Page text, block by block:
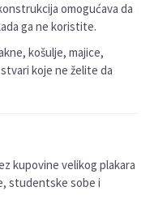
omogućava da
ga ne koristite.
košulje, majice,
koje ne želite da
kupovine velikog plakara
studentske sobe i